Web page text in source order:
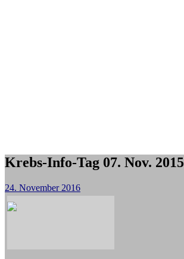
Krebs-Info-Tag 07. Nov. 2015
24. November 2016